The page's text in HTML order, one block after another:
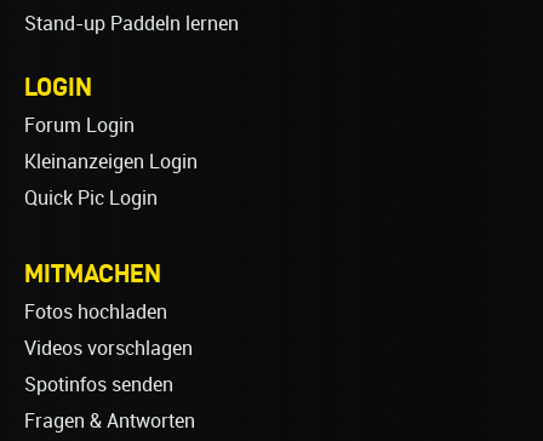
Stand-up Paddeln lernen
LOGIN
Forum Login
Kleinanzeigen Login
Quick Pic Login
MITMACHEN
Fotos hochladen
Videos vorschlagen
Spotinfos senden
Fragen & Antworten